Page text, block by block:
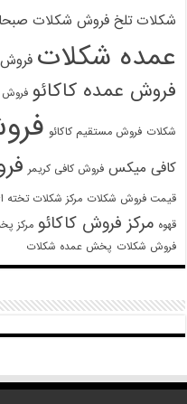
شکلات تلخ فروش شکلات
عمده شکلات
فروش عمده کاکائو فروش
شکلات فروش مستقیم کاکائو
کافی میکس فروش کافی کریمر
قیمت فروش شکلات مرکز شکلات تخته
قهوه مرکز فروش کاکائو مرکز
فروش شکلات پخش عمده شکلات